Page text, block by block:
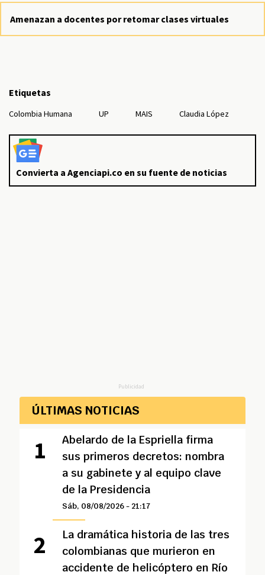
Amenazan a docentes por retomar clases virtuales
Etiquetas
Colombia Humana UP MAIS Claudia López
Convierta a Agenciapi.co en su fuente de noticias
Publicidad
ÚLTIMAS NOTICIAS
Abelardo de la Espriella firma
sus primeros decretos: nombra
a su gabinete y al equipo clave
de la Presidencia
Sáb, 08/08/2026 - 21:17
La dramática historia de las tres
colombianas que murieron en
accidente de helicóptero en Río